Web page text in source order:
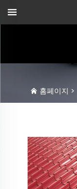
홈페이지 >